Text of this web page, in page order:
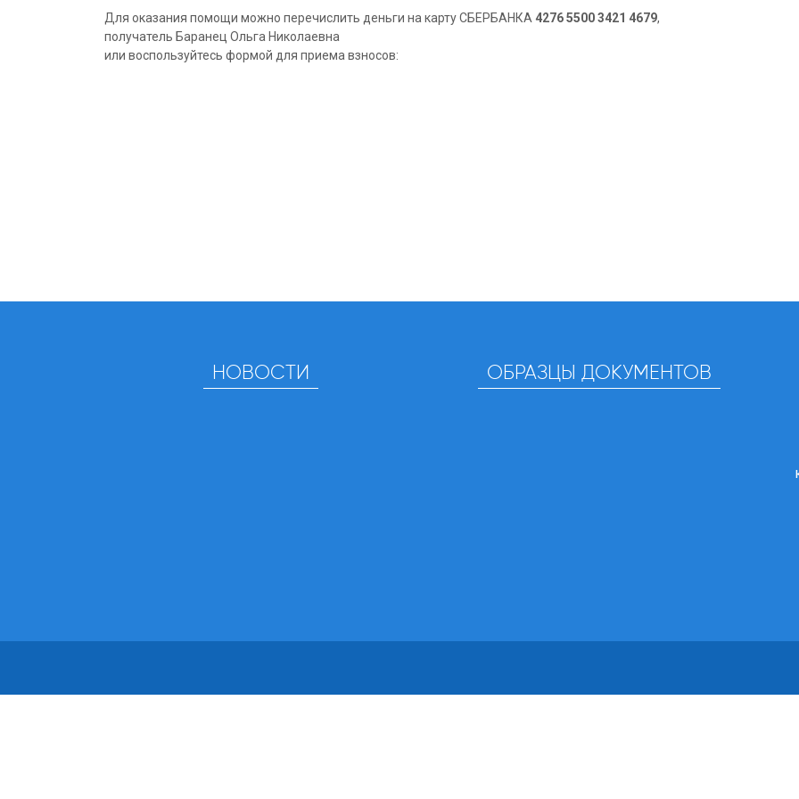
Для оказания помощи можно перечислить деньги на карту СБЕРБАНКА 4276 5500 3421 4679,
получатель Баранец Ольга Николаевна
или воспользуйтесь формой для приема взносов:
НОВОСТИ ОБРАЗЦЫ ДОКУМЕНТОВ